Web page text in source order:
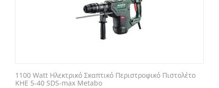
1100 Watt Ηλεκτρικό Σκαπτικό Περιστροφικό Πιστολέτο
KHE 5-40 SDS-max Metabo